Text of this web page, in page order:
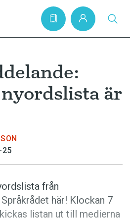
är
25
från
här! Klockan 7
listan ut till medierna